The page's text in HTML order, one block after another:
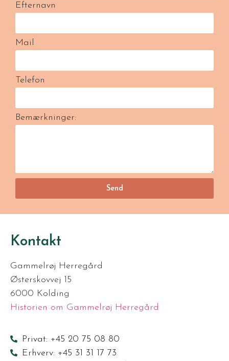
Efternavn
Mail
Telefon
Bemærkninger:
Send
Kontakt
Gammelrøj Herregård
Østerskovvej 15
6000 Kolding
Historien om Gammelrøj Herregård
Privat: +45 20 75 08 80
Erhverv: +45 31 31 17 73